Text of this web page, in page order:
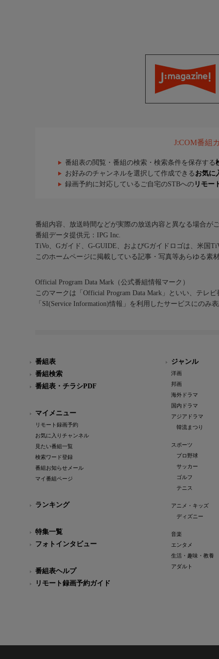
J:COM番組
番組表の閲覧・番組の検索・検索条件を保存する
お好みのチャンネルを選択して作成できる お気に
録画予約に対応しているご自宅のSTBへの リモー
番組内容、放送時間などが実際の放送内容と異なる場合がご
番組データ提供元：IPG Inc.
TiVo、Gガイド、G-GUIDE、およびGガイドロゴは、米国
このホームページに掲載している記事・写真等あらゆる素
Official Program Data Mark（公式番組情報マーク）
このマークは「Official Program Data Mark」といい、テレ
「SI(Service Information)情報」を利用したサービスにのみ
番組表
番組検索
番組表・チラシPDF
マイメニュー
リモート録画予約
お気に入りチャンネル
見たい番組一覧
検索ワード登録
番組お知らせメール
マイ番組ページ
ランキング
特集一覧
フォトインタビュー
番組表ヘルプ
リモート録画予約ガイド
ジャンル
洋画
邦画
海外ドラマ
国内ドラマ
アジアドラマ
韓流まつり
スポーツ
プロ野球
サッカー
ゴルフ
テニス
アニメ・キッズ
ディズニー
音楽
エンタメ
生活・趣味・教養
アダルト